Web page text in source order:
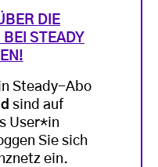
DIE
BEI STEADY
Steady-Abo
sind auf
User*in
Sie sich
ein.